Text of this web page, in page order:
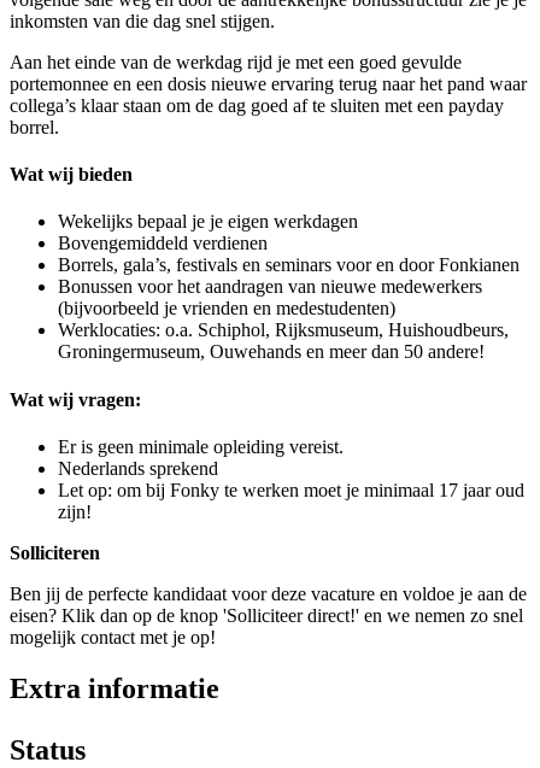
inkomsten van die dag snel stijgen.
Aan het einde van de werkdag rijd je met een goed gevulde
portemonnee en een dosis nieuwe ervaring terug naar het pand waar
collega’s klaar staan om de dag goed af te sluiten met een payday
borrel.
Wat wij bieden
Wekelijks bepaal je je eigen werkdagen
Bovengemiddeld verdienen
Borrels, gala’s, festivals en seminars voor en door Fonkianen
Bonussen voor het aandragen van nieuwe medewerkers
(bijvoorbeeld je vrienden en medestudenten)
Werklocaties: o.a. Schiphol, Rijksmuseum, Huishoudbeurs,
Groningermuseum, Ouwehands en meer dan 50 andere!
Wat wij vragen:
Er is geen minimale opleiding vereist.
Nederlands sprekend
Let op: om bij Fonky te werken moet je minimaal 17 jaar oud
zijn!
Solliciteren
Ben jij de perfecte kandidaat voor deze vacature en voldoe je aan de
eisen? Klik dan op de knop 'Solliciteer direct!' en we nemen zo snel
mogelijk contact met je op!
Extra informatie
Status